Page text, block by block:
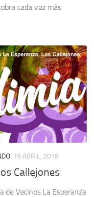
cada vez más
16 ABRIL, 2018
Callejones
de Vecinos La Esperanza